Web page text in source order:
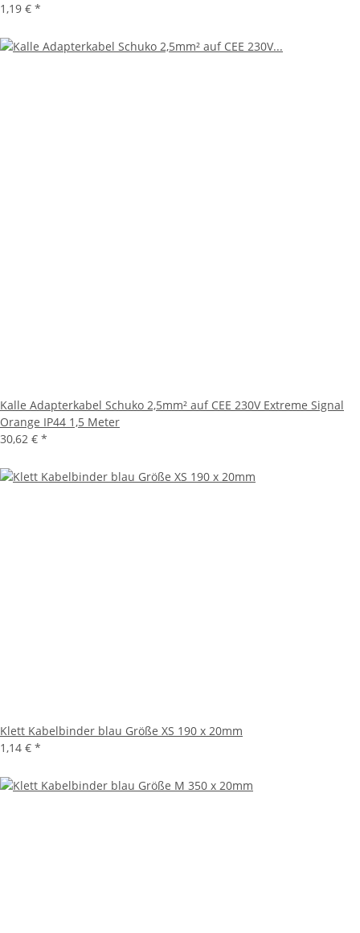
1,19 € *
Kalle Adapterkabel Schuko 2,5mm² auf CEE 230V Extreme Signal
Orange IP44 1,5 Meter
30,62 € *
Klett Kabelbinder blau Größe XS 190 x 20mm
1,14 € *